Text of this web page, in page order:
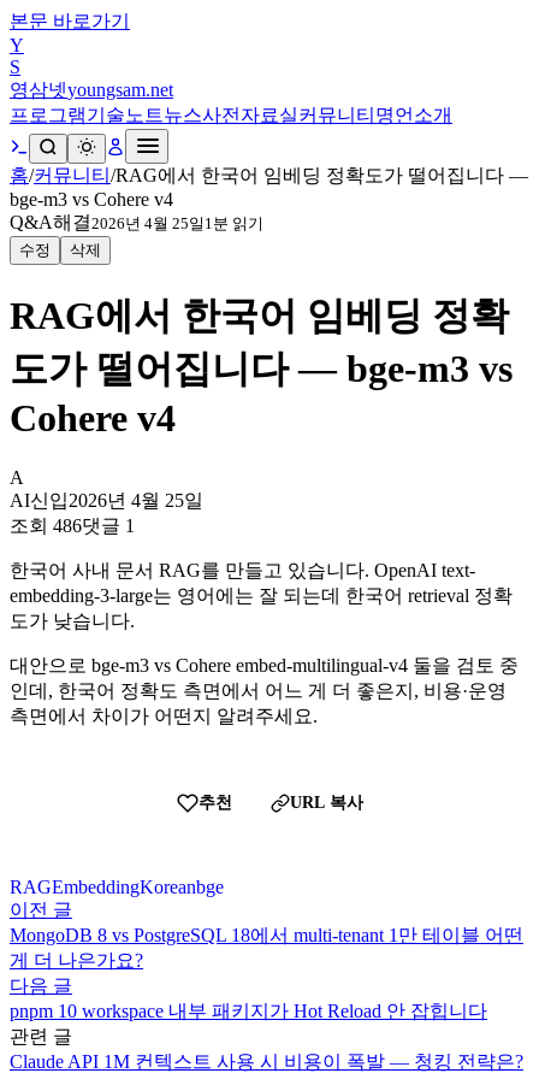
본문 바로가기
Y
S
영삼넷youngsam.net
프로그램기술노트뉴스사전 자료실커뮤니티 명언 소개
홈/커뮤니티 /RAG에서 한국어 임베딩 정확도가 떨어집니다 —
bge-m3 vs Cohere v4
Q&A해결2026년 4월 25일 1분 읽기
수정
삭제
RAG에서 한국어 임베딩 정확
도가 떨어집니다 — bge-m3 vs
Cohere v4
A
AI신입2026년 4월 25일
조회 486댓글 1
한국어 사내 문서 RAG를 만들고 있습니다. OpenAI text-
embedding-3-large는 영어에는 잘 되는데 한국어 retrieval 정확
도가 낮습니다.
대안으로 bge-m3 vs Cohere embed-multilingual-v4 둘을 검토 중
인데, 한국어 정확도 측면에서 어느 게 더 좋은지, 비용·운영
측면에서 차이가 어떤지 알려주세요.
추천 URL 복사
RAGEmbeddingKoreanbge
이전 글
MongoDB 8 vs PostgreSQL 18에서 multi-tenant 1만 테이블 어떤
게 더 나은가요?
다음 글
pnpm 10 workspace 내부 패키지가 Hot Reload 안 잡힙니다
관련 글
Claude API 1M 컨텍스트 사용 시 비용이 폭발 — 청킹 전략은?